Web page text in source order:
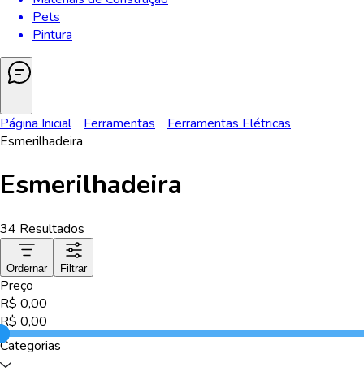
Pets
Pintura
Página Inicial Ferramentas
Ferramentas Elétricas
Esmerilhadeira
Esmerilhadeira
34 Resultados
Ordernar Filtrar
Preço
R$ 0,00
R$ 0,00
Categorias